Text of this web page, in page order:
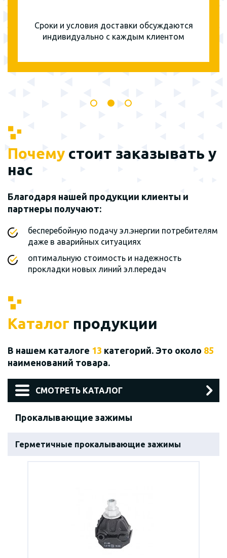
Сроки и условия доставки обсуждаются
индивидуально с каждым клиентом
Почему стоит заказывать у
нас
Благодаря нашей продукции клиенты и
партнеры получают:
бесперебойную подачу эл.энергии потребителям
даже в аварийных ситуациях
оптимальную стоимость и надежность
прокладки новых линий эл.передач
Каталог продукции
В нашем каталоге 13 категорий. Это около 85
наименований товара.
СМОТРЕТЬ КАТАЛОГ
Прокалывающие зажимы
Герметичные прокалывающие зажимы